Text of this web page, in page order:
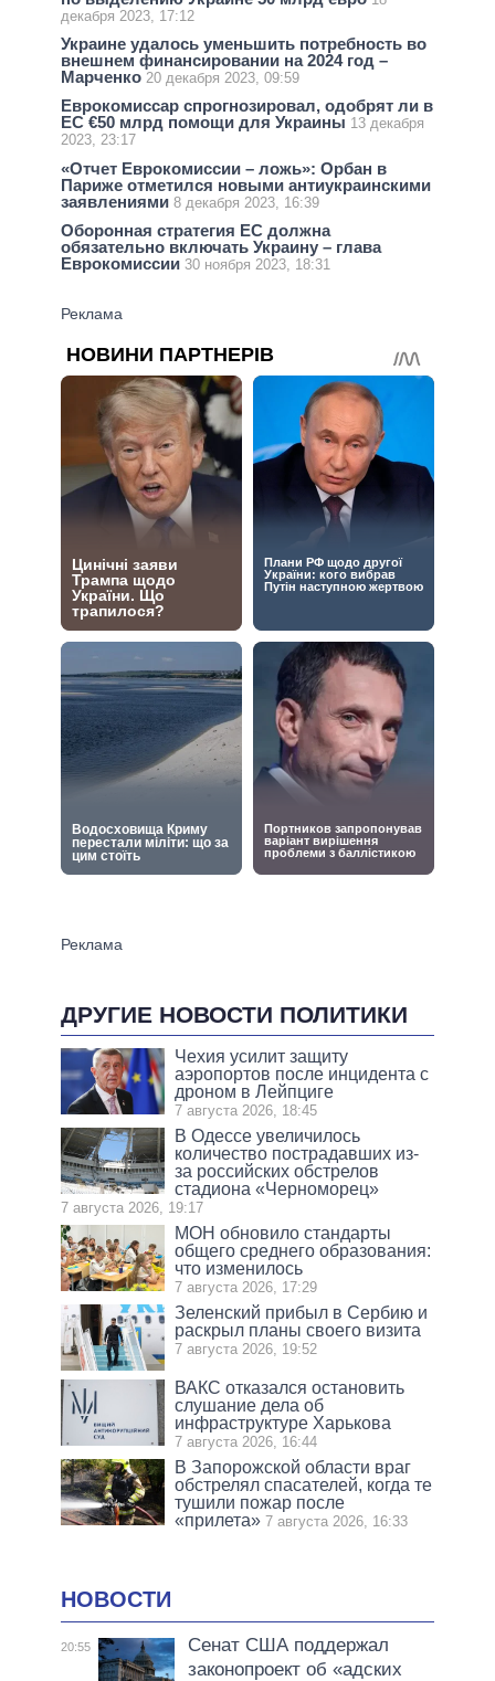
декабря 2023, 17:12
Украине удалось уменьшить потребность во
внешнем финансировании на 2024 год –
Марченко 20 декабря 2023, 09:59
Еврокомиссар спрогнозировал, одобрят ли в
ЕС €50 млрд помощи для Украины 13 декабря
2023, 23:17
«Отчет Еврокомиссии – ложь»: Орбан в
Париже отметился новыми антиукраинскими
заявлениями 8 декабря 2023, 16:39
Оборонная стратегия ЕС должна
обязательно включать Украину – глава
Еврокомиссии 30 ноября 2023, 18:31
ДРУГИЕ НОВОСТИ ПОЛИТИКИ
Чехия усилит защиту
аэропортов после инцидента с
дроном в Лейпциге
7 августа 2026, 18:45
В Одессе увеличилось
количество пострадавших из-
за российских обстрелов
стадиона «Черноморец»
7 августа 2026, 19:17
МОН обновило стандарты
общего среднего образования:
что изменилось
7 августа 2026, 17:29
Зеленский прибыл в Сербию и
раскрыл планы своего визита
7 августа 2026, 19:52
ВАКС отказался остановить
слушание дела об
инфраструктуре Харькова
7 августа 2026, 16:44
В Запорожской области враг
обстрелял спасателей, когда те
тушили пожар после
«прилета» 7 августа 2026, 16:33
НОВОСТИ
20:55
Сенат США поддержал
законопроект об «адских